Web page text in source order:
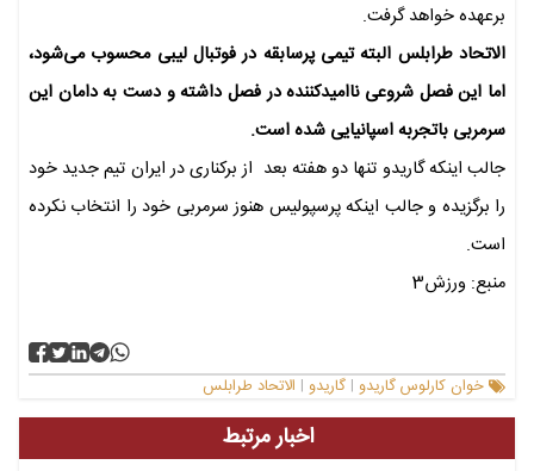
برعهده خواهد گرفت.
الاتحاد طرابلس البته تیمی پرسابقه در فوتبال لیبی محسوب می‌شود،
اما این فصل شروعی ناامیدکننده در فصل داشته و دست به دامان این
سرمربی باتجربه اسپانیایی شده است.
جالب اینکه گاریدو تنها دو هفته بعد از برکناری در ایران تیم جدید خود
را برگزیده و جالب اینکه پرسپولیس هنوز سرمربی خود را انتخاب نکرده
است.
منبع: ورزش3
خوان کارلوس گاریدو | گاریدو | الاتحاد طرابلس
اخبار مرتبط